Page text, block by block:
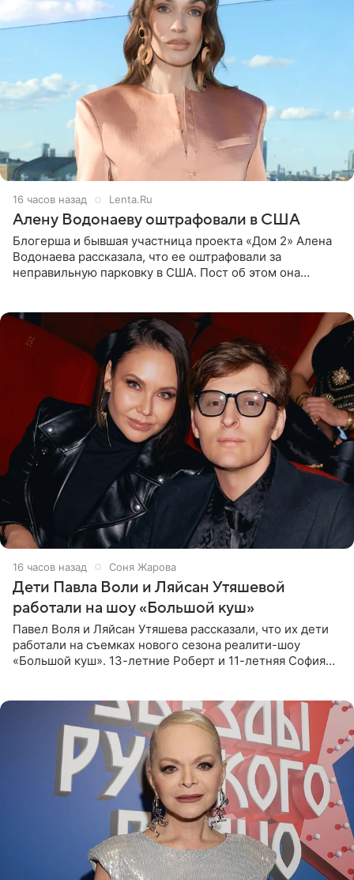
16 часов назад Lenta.Ru
Алену Водонаеву оштрафовали в США
Блогерша и бывшая участница проекта «Дом 2» Алена
Водонаева рассказала, что ее оштрафовали за
неправильную парковку в США. Пост об этом она
16 часов назад Соня Жарова
Дети Павла Воли и Ляйсан Утяшевой
работали на шоу «Большой куш»
Павел Воля и Ляйсан Утяшева рассказали, что их дети
работали на съемках нового сезона реалити-шоу
«Большой куш». 13-летние Роберт и 11-летняя София